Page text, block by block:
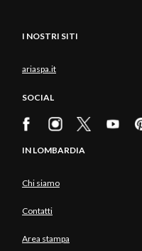
I NOSTRI SITI
ariaspa.it
SOCIAL
IN LOMBARDIA
Chi siamo
Contatti
Area stampa